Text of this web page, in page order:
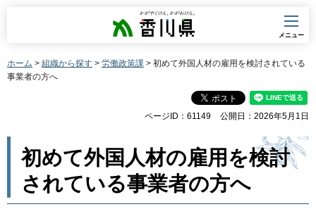
香川県
メニュー
ホーム > 組織から探す > 労働政策課 > 初めて外国人材の雇用を検討されている
事業者の方へ
ページID：61149 公開日：2026年5月1日
初めて外国人材の雇用を検討
されている事業者の方へ